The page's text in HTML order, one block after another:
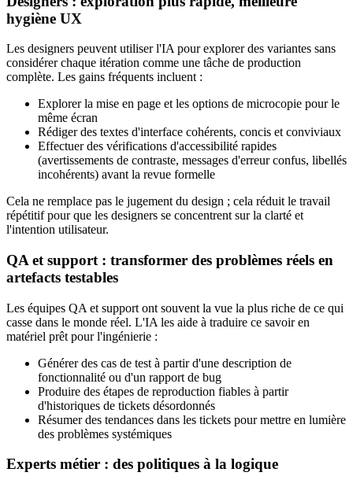
hygiène UX
Les designers peuvent utiliser l'IA pour explorer des variantes sans
considérer chaque itération comme une tâche de production
complète. Les gains fréquents incluent :
Explorer la mise en page et les options de microcopie pour le
même écran
Rédiger des textes d'interface cohérents, concis et conviviaux
Effectuer des vérifications d'accessibilité rapides
(avertissements de contraste, messages d'erreur confus, libellés
incohérents) avant la revue formelle
Cela ne remplace pas le jugement du design ; cela réduit le travail
répétitif pour que les designers se concentrent sur la clarté et
l'intention utilisateur.
QA et support : transformer des problèmes réels en
artefacts testables
Les équipes QA et support ont souvent la vue la plus riche de ce qui
casse dans le monde réel. L'IA les aide à traduire ce savoir en
matériel prêt pour l'ingénierie :
Générer des cas de test à partir d'une description de
fonctionnalité ou d'un rapport de bug
Produire des étapes de reproduction fiables à partir
d'historiques de tickets désordonnés
Résumer des tendances dans les tickets pour mettre en lumière
des problèmes systémiques
Experts métier : des politiques à la logique